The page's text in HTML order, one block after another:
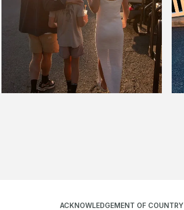
ACKNOWLEDGEMENT OF COUNTRY